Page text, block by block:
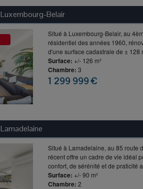
Luxembourg-Belair
Situé à Luxembourg-Belair, au
résidentiel des années 1960,
d'une surface cadastrale de ± 128
Surface: +/- 126 m²
Chambre: 3
1 299 999 €
Lamadelaine
Situé à Lamadelaine, au 85 route
récent offre un cadre de vie idéal
confort, de sérénité et de praticité
Surface: +/- 90 m²
Chambre: 2